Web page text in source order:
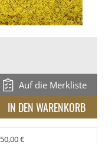
Auf die Merkliste
€